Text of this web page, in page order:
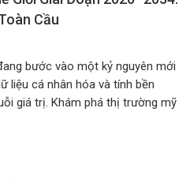
Cầu
bước vào một kỷ nguyên mới
liệu cá nhân hóa và tính bền
giá trị. Khám phá thị trường mỹ